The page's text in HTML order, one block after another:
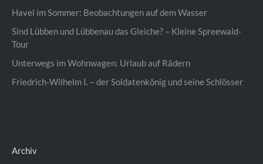
Havel im Sommer: Beobachtungen auf dem Wasser
Sind Lübben und Lübbenau das Gleiche? – Kleine Spreewald-
Tour
Unterwegs im Wohnwagen: Urlaub auf Rädern
Friedrich-Wilhelm I. – der Soldatenkönig und seine Schlösser
Archiv